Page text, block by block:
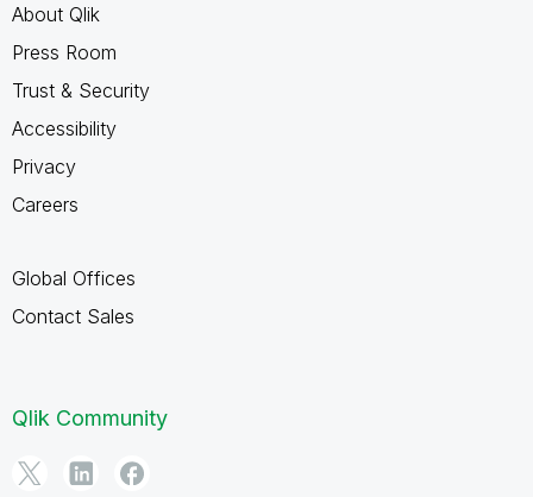
About Qlik
Press Room
Trust & Security
Accessibility
Privacy
Careers
Global Offices
Contact Sales
Qlik Community